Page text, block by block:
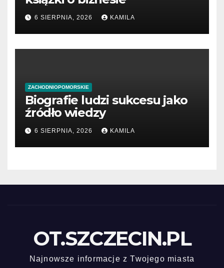
6 SIERPNIA, 2026 KAMILA
ZACHODNIOPOMORSKIE
Biografie ludzi sukcesu jako
źródło wiedzy
6 SIERPNIA, 2026 KAMILA
OT.SZCZECIN.PL
Najnowsze informacje z Twojego miasta